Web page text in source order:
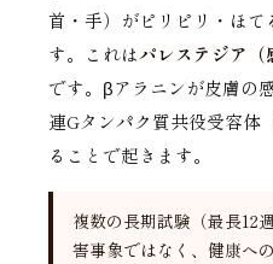
首・手）がピリピリ・ほて
す。これはパレステジア（
です。βアラニンが皮膚の
連Gタンパク質共役受容
ることで起きます。
複数の長期試験（最長12
害事象ではなく、健康へ